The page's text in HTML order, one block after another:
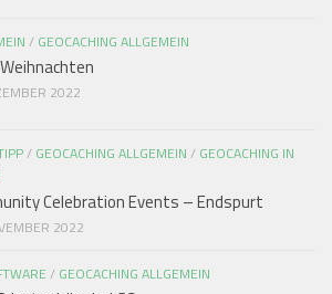
/ GEOCACHING ALLGEMEIN
2022
/ GEOCACHING ALLGEMEIN / GEOCACHING IN
Celebration Events – Endspurt
2022
/ GEOCACHING ALLGEMEIN